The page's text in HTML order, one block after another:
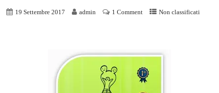
19 Settembre 2017 admin 1 Comment Non classificati